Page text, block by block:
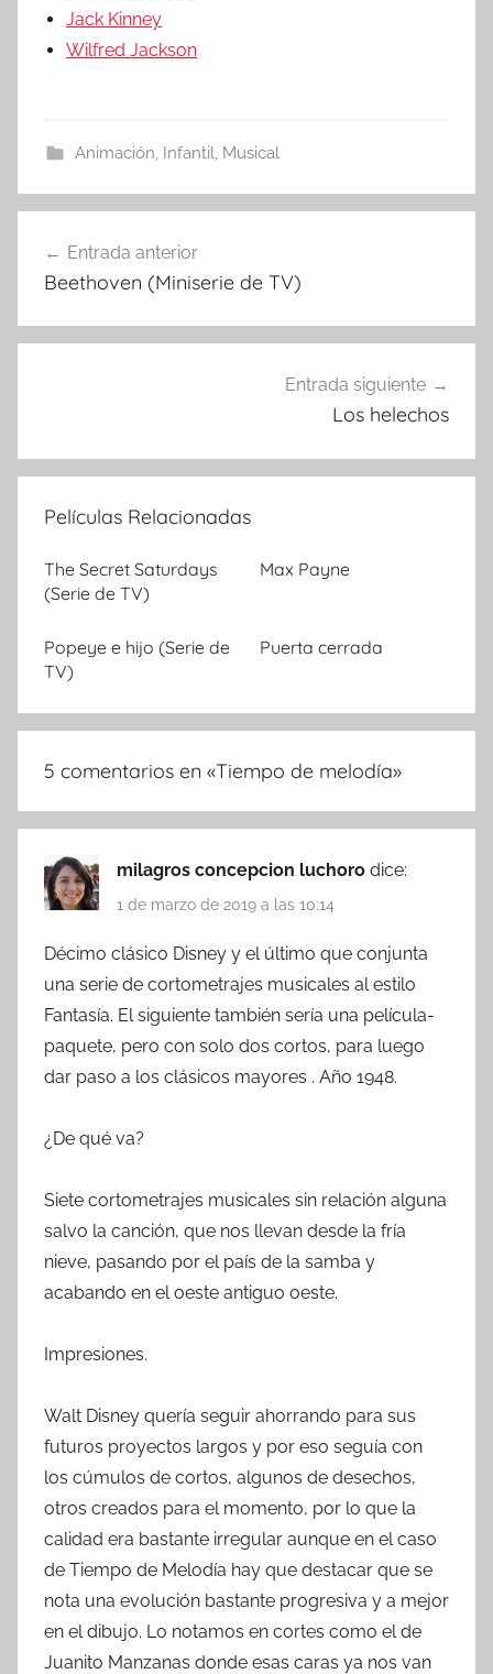
Jack Kinney
Wilfred Jackson
Animación, Infantil, Musical
Navegación
de
entradas
Entrada anterior
Beethoven (Miniserie de TV)
Entrada siguiente
Los helechos
Películas Relacionadas
The Secret Saturdays
(Serie de TV)
Max Payne
Popeye e hijo (Serie de
TV)
Puerta cerrada
5 comentarios en «Tiempo de melodía»
milagros concepcion luchoro dice:
1 de marzo de 2019 a las 10:14
Décimo clásico Disney y el último que conjunta
una serie de cortometrajes musicales al estilo
Fantasía. El siguiente también sería una película-
paquete, pero con solo dos cortos, para luego
dar paso a los clásicos mayores . Año 1948.
¿De qué va?
Siete cortometrajes musicales sin relación alguna
salvo la canción, que nos llevan desde la fría
nieve, pasando por el país de la samba y
acabando en el oeste antiguo oeste.
Impresiones.
Walt Disney quería seguir ahorrando para sus
futuros proyectos largos y por eso seguía con
los cúmulos de cortos, algunos de desechos,
otros creados para el momento, por lo que la
calidad era bastante irregular aunque en el caso
de Tiempo de Melodía hay que destacar que se
nota una evolución bastante progresiva y a mejor
en el dibujo. Lo notamos en cortes como el de
Juanito Manzanas donde esas caras ya nos van